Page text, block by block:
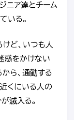
ニア達とチーム
いる。
ど、いつも人
惑をかけない
ら、通勤する
くにいる人の
滅入る。